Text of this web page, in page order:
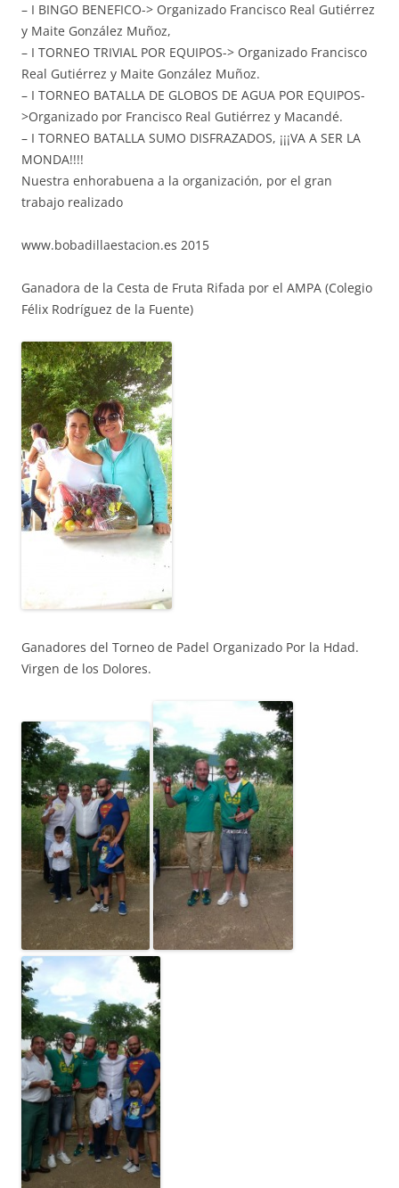
– I BINGO BENEFICO-> Organizado Francisco Real Gutiérrez
y Maite González Muñoz,
– I TORNEO TRIVIAL POR EQUIPOS-> Organizado Francisco
Real Gutiérrez y Maite González Muñoz.
– I TORNEO BATALLA DE GLOBOS DE AGUA POR EQUIPOS-
>Organizado por Francisco Real Gutiérrez y Macandé.
– I TORNEO BATALLA SUMO DISFRAZADOS, ¡¡¡VA A SER LA
MONDA!!!!
Nuestra enhorabuena a la organización, por el gran
trabajo realizado
www.bobadillaestacion.es 2015
Ganadora de la Cesta de Fruta Rifada por el AMPA (Colegio
Félix Rodríguez de la Fuente)
Ganadores del Torneo de Padel Organizado Por la Hdad.
Virgen de los Dolores.